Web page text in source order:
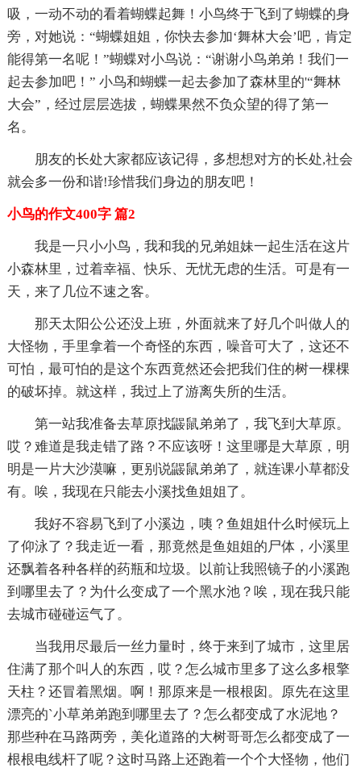
吸，一动不动的看着蝴蝶起舞！小鸟终于飞到了蝴蝶的身
旁，对她说：“蝴蝶姐姐，你快去参加‘舞林大会’吧，肯定
能得第一名呢！”蝴蝶对小鸟说：“谢谢小鸟弟弟！我们一
起去参加吧！” 小鸟和蝴蝶一起去参加了森林里的'“舞林
大会”，经过层层选拔，蝴蝶果然不负众望的得了第一
名。
朋友的长处大家都应该记得，多想想对方的长处,社会
就会多一份和谐!珍惜我们身边的朋友吧！
小鸟的作文400字 篇2
我是一只小小鸟，我和我的兄弟姐妹一起生活在这片
小森林里，过着幸福、快乐、无忧无虑的生活。可是有一
天，来了几位不速之客。
那天太阳公公还没上班，外面就来了好几个叫做人的
大怪物，手里拿着一个奇怪的东西，噪音可大了，这还不
可怕，最可怕的是这个东西竟然还会把我们住的树一棵棵
的破坏掉。就这样，我过上了游离失所的生活。
第一站我准备去草原找鼹鼠弟弟了，我飞到大草原。
哎？难道是我走错了路？不应该呀！这里哪是大草原，明
明是一片大沙漠嘛，更别说鼹鼠弟弟了，就连课小草都没
有。唉，我现在只能去小溪找鱼姐姐了。
我好不容易飞到了小溪边，咦？鱼姐姐什么时候玩上
了仰泳了？我走近一看，那竟然是鱼姐姐的尸体，小溪里
还飘着各种各样的药瓶和垃圾。以前让我照镜子的小溪跑
到哪里去了？为什么变成了一个黑水池？唉，现在我只能
去城市碰碰运气了。
当我用尽最后一丝力量时，终于来到了城市，这里居
住满了那个叫人的东西，哎？怎么城市里多了这么多根擎
天柱？还冒着黑烟。啊！那原来是一根根囱。原先在这里
漂亮的`小草弟弟跑到哪里去了？怎么都变成了水泥地？
那些种在马路两旁，美化道路的大树哥哥怎么都变成了一
根根电线杆了呢？这时马路上还跑着一个个大怪物，他们